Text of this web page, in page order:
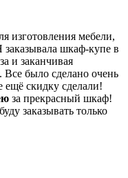
изготовления мебели,
шкаф-купе в
и заканчивая
было сделано очень
скидку сделали!
за прекрасный шкаф!
заказывать только